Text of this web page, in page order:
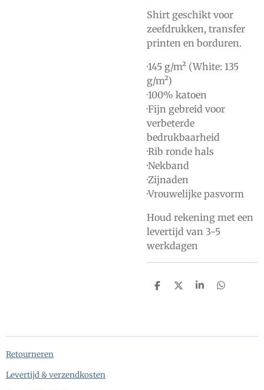
Shirt geschikt voor
zeefdrukken, transfer
printen en borduren.
·145 g/m² (White: 135
g/m²)
·100% katoen
·Fijn gebreid voor
verbeterde
bedrukbaarheid
·Rib ronde hals
·Nekband
·Zijnaden
·Vrouwelijke pasvorm
Houd rekening met een
levertijd van 3-5
werkdagen
D
D
S
D
Retourneren
Levertijd & verzendkosten